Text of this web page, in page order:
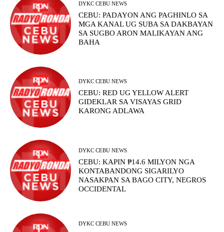
DYKC CEBU NEWS
CEBU: PADAYON ANG PAGHINLO SA
MGA KANAL UG SUBA SA DAKBAYAN
SA SUGBO ARON MALIKAYAN ANG
BAHA
DYKC CEBU NEWS
CEBU: RED UG YELLOW ALERT
GIDEKLAR SA VISAYAS GRID
KARONG ADLAWA
DYKC CEBU NEWS
CEBU: KAPIN ₱14.6 MILYON NGA
KONTABANDONG SIGARILYO
NASAKPAN SA BAGO CITY, NEGROS
OCCIDENTAL
DYKC CEBU NEWS